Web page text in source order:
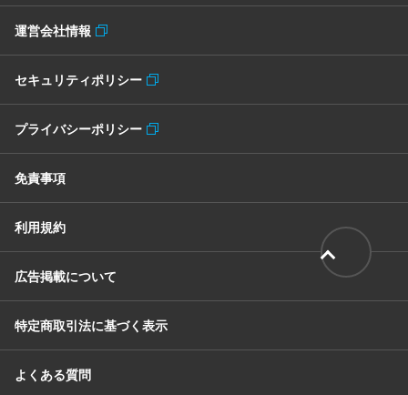
運営会社情報
セキュリティポリシー
プライバシーポリシー
免責事項
利用規約
広告掲載について
特定商取引法に基づく表示
よくある質問